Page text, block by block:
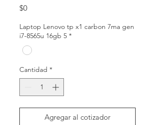
$0Precio
Laptop Lenovo tp x1 carbon 7ma gen
i7-8565u 16gb 5 *
Cantidad *
Agregar al cotizador